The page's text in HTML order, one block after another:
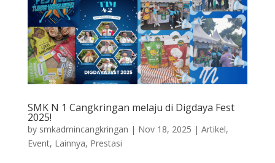
SMK N 1 Cangkringan melaju di Digdaya Fest
2025!
by smkadmincangkringan | Nov 18, 2025 | Artikel,
Event, Lainnya, Prestasi